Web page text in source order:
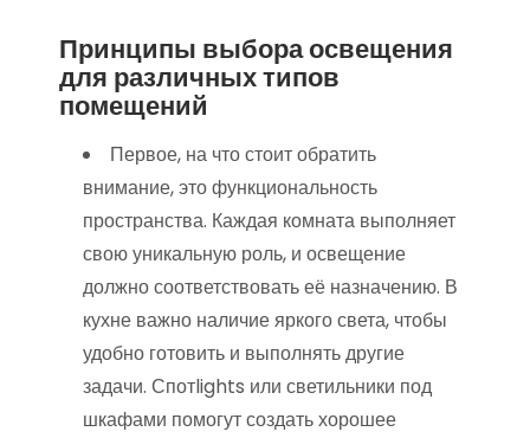
Принципы выбора освещения
для различных типов
помещений
Первое, на что стоит обратить
внимание, это функциональность
пространства. Каждая комната выполняет
свою уникальную роль, и освещение
должно соответствовать её назначению. В
кухне важно наличие яркого света, чтобы
удобно готовить и выполнять другие
задачи. Спотlights или светильники под
шкафами помогут создать хорошее